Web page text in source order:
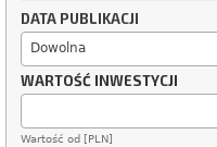
DATA PUBLIKACJI
Dowolna
WARTOŚĆ INWESTYCJI
Wartość od [PLN]